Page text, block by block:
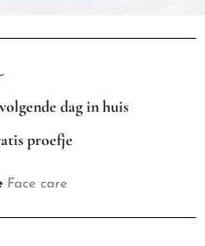
dag in huis
proefje
Face care